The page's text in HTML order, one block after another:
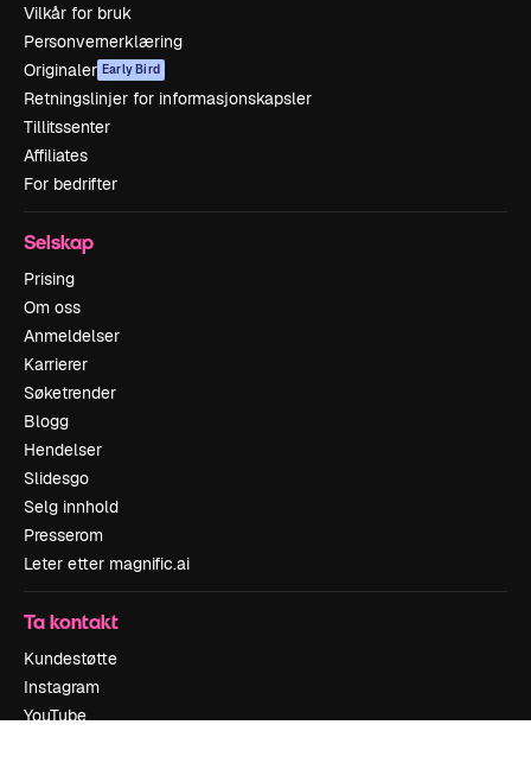
Vilkår for bruk
Personvernerklæring
Originaler Early Bird
Retningslinjer for informasjonskapsler
Tillitssenter
Affiliates
For bedrifter
Selskap
Prising
Om oss
Anmeldelser
Karrierer
Søketrender
Blogg
Hendelser
Slidesgo
Selg innhold
Presserom
Leter etter magnific.ai
Ta kontakt
Kundestøtte
Instagram
YouTube